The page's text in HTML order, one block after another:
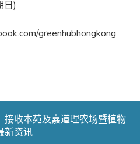
日)
greenhubhongkong
接收本苑及嘉道理农场暨植物
新资讯